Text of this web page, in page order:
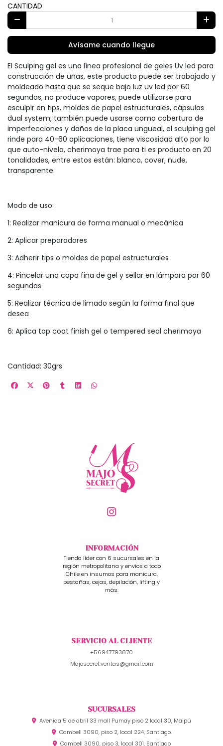
CANTIDAD
Avísame cuando llegue
El Sculping gel es una línea profesional de geles Uv led para
construcción de uñas, este producto puede ser trabajado y
moldeado hasta que se seque bajo luz uv led por 60
segundos, no produce vapores, puede utilizarse para
esculpir en tips, moldes de papel estructurales, cápsulas
dual system, también puede usarse como cobertura de
imperfecciones y daños de la placa ungueal, el sculping gel
rinde para 40-60 aplicaciones, tiene viscosidad alto por lo
que auto-nivela, cherimoya trae para ti es producto en 20
tonalidades, entre estos están: blanco, cover, nude,
transparente.
Modo de uso:
1: Realizar manicura de forma manual o mecánica
2: Aplicar preparadores
3: Adherir tips o moldes de papel estructurales
4: Pincelar una capa fina de gel y sellar en lámpara por 60
segundos
5: Realizar técnica de limado según la forma final que
desea
6: Aplica top coat finish gel o tempered seal cherimoya
Cantidad: 30grs
INFORMACIÓN
Tienda líder con 6 sucursales en la
región metropolitana y envíos a todo
Chile en insumos para manicura,
pestañas, cejas, depilación, lifting y
más.
SERVICIO AL CLIENTE
+56947793870
Majosecret.ventas@gmail.com
SUCURSALES
Avenida 5 de abril 33 mall Pumay piso 2 local 30, Maipú
Cambell 3090, piso 2, local 224, Santiago.
Cambell 3090, piso 3, local 301, Santiago